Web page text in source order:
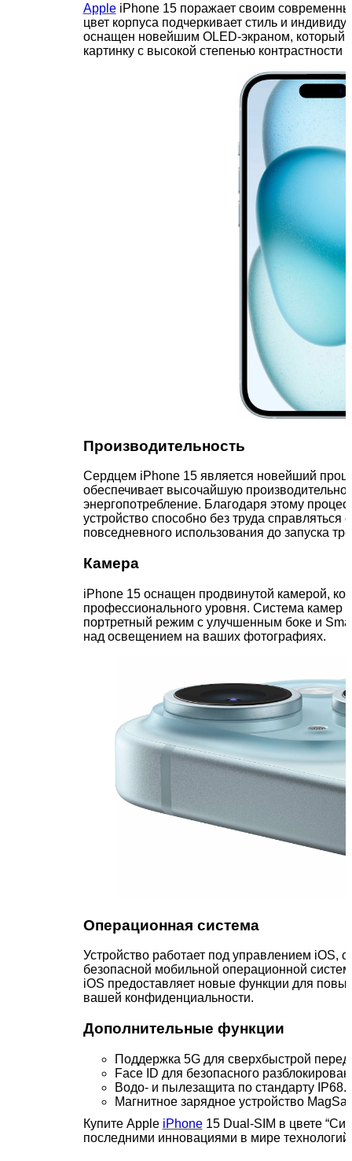
AppleiPhone 15 поражает своим
цвет корпуса подчеркивает стиль и
оснащен новейшим OLED-экраном, который
картинку с высокой степенью
Производительность
Сердцем iPhone 15 является новейший
обеспечивает высочайшую
энергопотребление. Благодаря этому
устройство способно без труда
повседневного использования до запуска
Камера
iPhone 15 оснащен продвинутой камерой,
профессионального уровня. Система камер
портретный режим с улучшенным боке и
над освещением на ваших фотографиях.
Операционная система
Устройство работает под управлением iOS,
безопасной мобильной операционной
iOS предоставляет новые функции для
вашей конфиденциальности.
Дополнительные функции
Поддержка 5G для сверхбыстрой
Face ID для безопасного
Водо- и пылезащита по стандарту IP68.
Магнитное зарядное устройство
Купите Apple iPhone15 Dual-SIM в цвете
последними инновациями в миретехнологий!